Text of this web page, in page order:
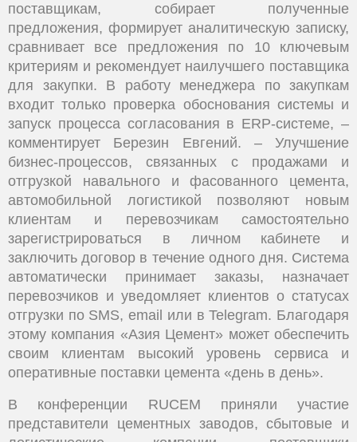
поставщикам, собирает полученные
предложения, формирует аналитическую записку,
сравнивает все предложения по 10 ключевым
критериям и рекомендует наилучшего поставщика
для закупки. В работу менеджера по закупкам
входит только проверка обоснования системы и
запуск процесса согласования в ERP-системе,–
комментирует Березин Евгений. – Улучшение
бизнес-процессов, связанных с продажами и
отгрузкой навального и фасованного цемента,
автомобильной логистикой позволяют новым
клиентам и перевозчикам самостоятельно
зарегистрироваться в личном кабинете и
заключить договор в течение одного дня. Система
автоматически принимает заказы, назначает
перевозчиков и уведомляет клиентов о статусах
отгрузки по SMS, email или в Telegram. Благодаря
этому компания «Азия Цемент» может обеспечить
своим клиентам высокий уровень сервиса и
оперативные поставки цемента «день в день».
В конференции RUCEM
приняли участие
представители цементных заводов, сбытовые и